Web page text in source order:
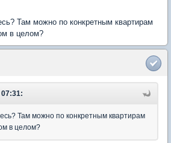
Там можно по конкретным квартирам
в целом?
07:31:
Там можно по конкретным квартирам
в целом?